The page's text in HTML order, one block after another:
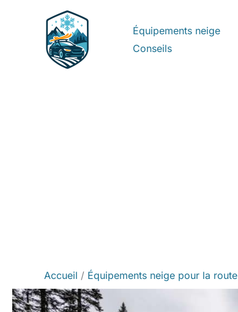
Équipements neige
Conseils
Accueil Équipements neige pour la route